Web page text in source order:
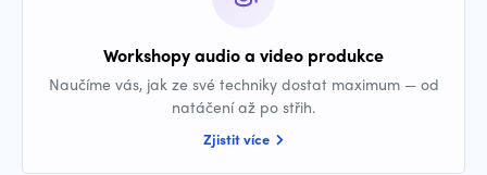
Workshopy audio a video produkce
Naučíme vás, jak ze své techniky dostat maximum — od
natáčení až po střih.
Zjistit více